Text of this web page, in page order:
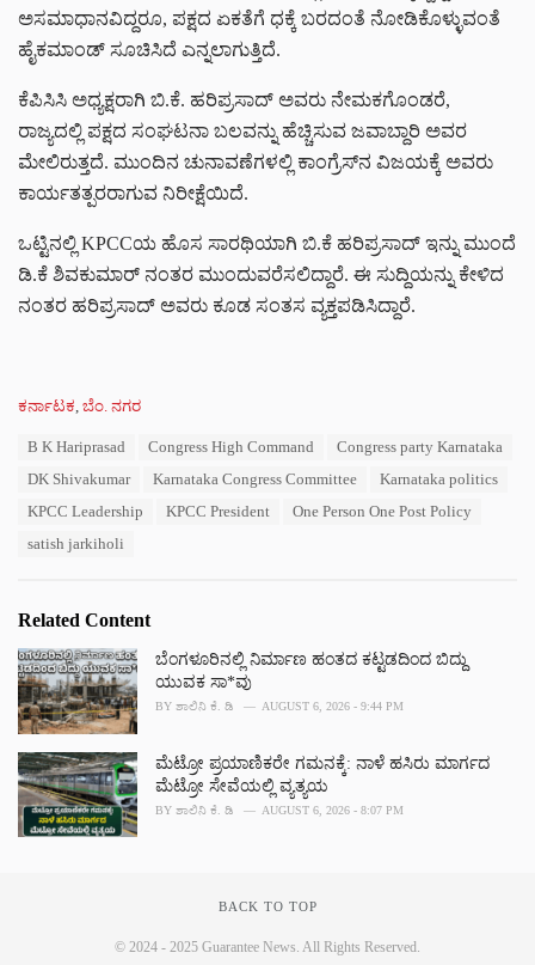
ಅಸಮಾಧಾನವಿದ್ದರೂ, ಪಕ್ಷದ ಏಕತೆಗೆ ಧಕ್ಕೆ ಬರದಂತೆ ನೋಡಿಕೊಳ್ಳುವಂತೆ
ಹೈಕಮಾಂಡ್ ಸೂಚಿಸಿದೆ ಎನ್ನಲಾಗುತ್ತಿದೆ.
ಕೆಪಿಸಿಸಿ ಅಧ್ಯಕ್ಷರಾಗಿ ಬಿ.ಕೆ. ಹರಿಪ್ರಸಾದ್ ಅವರು ನೇಮಕಗೊಂಡರೆ,
ರಾಜ್ಯದಲ್ಲಿ ಪಕ್ಷದ ಸಂಘಟನಾ ಬಲವನ್ನು ಹೆಚ್ಚಿಸುವ ಜವಾಬ್ದಾರಿ ಅವರ
ಮೇಲಿರುತ್ತದೆ. ಮುಂದಿನ ಚುನಾವಣೆಗಳಲ್ಲಿ ಕಾಂಗ್ರೆಸ್‌ನ ವಿಜಯಕ್ಕೆ ಅವರು
ಕಾರ್ಯತತ್ಪರರಾಗುವ ನಿರೀಕ್ಷೆಯಿದೆ.
ಒಟ್ಟಿನಲ್ಲಿ KPCCಯ ಹೊಸ ಸಾರಥಿಯಾಗಿ ಬಿ.ಕೆ ಹರಿಪ್ರಸಾದ್‌ ಇನ್ನು ಮುಂದೆ
ಡಿ.ಕೆ ಶಿವಕುಮಾರ್‌ ನಂತರ ಮುಂದುವರೆಸಲಿದ್ದಾರೆ. ಈ ಸುದ್ದಿಯನ್ನು ಕೇಳಿದ
ನಂತರ ಹರಿಪ್ರಸಾದ್‌ ಅವರು ಕೂಡ ಸಂತಸ ವ್ಯಕ್ತಪಡಿಸಿದ್ದಾರೆ.
C
:
ಕರ್ನಾಟಕ, ಬೆಂ. ನಗರ
B K Hariprasad Congress High Command
Congress party Karnataka
DK Shivakumar
Karnataka Congress Committee
Karnataka politics
KPCC Leadership
KPCC President
One Person One Post Policy
satish jarkiholi
Related Content
ಬೆಂಗಳೂರಿನಲ್ಲಿ ನಿರ್ಮಾಣ ಹಂತದ ಕಟ್ಟಡದಿಂದ ಬಿದ್ದು
ಯುವಕ ಸಾ*ವು
BY ಶಾಲಿನಿ ಕೆ. ಡಿ AUGUST 6, 2026 - 9:44 PM
ಮೆಟ್ರೋ ಪ್ರಯಾಣಿಕರೇ ಗಮನಕ್ಕೆ: ನಾಳೆ ಹಸಿರು ಮಾರ್ಗದ
ಮೆಟ್ರೋ ಸೇವೆಯಲ್ಲಿ ವ್ಯತ್ಯಯ
BY ಶಾಲಿನಿ ಕೆ. ಡಿ AUGUST 6, 2026 - 8:07 PM
BACK TO TOP
© 2024 - 2025 Guarantee News. All Rights Reserved.